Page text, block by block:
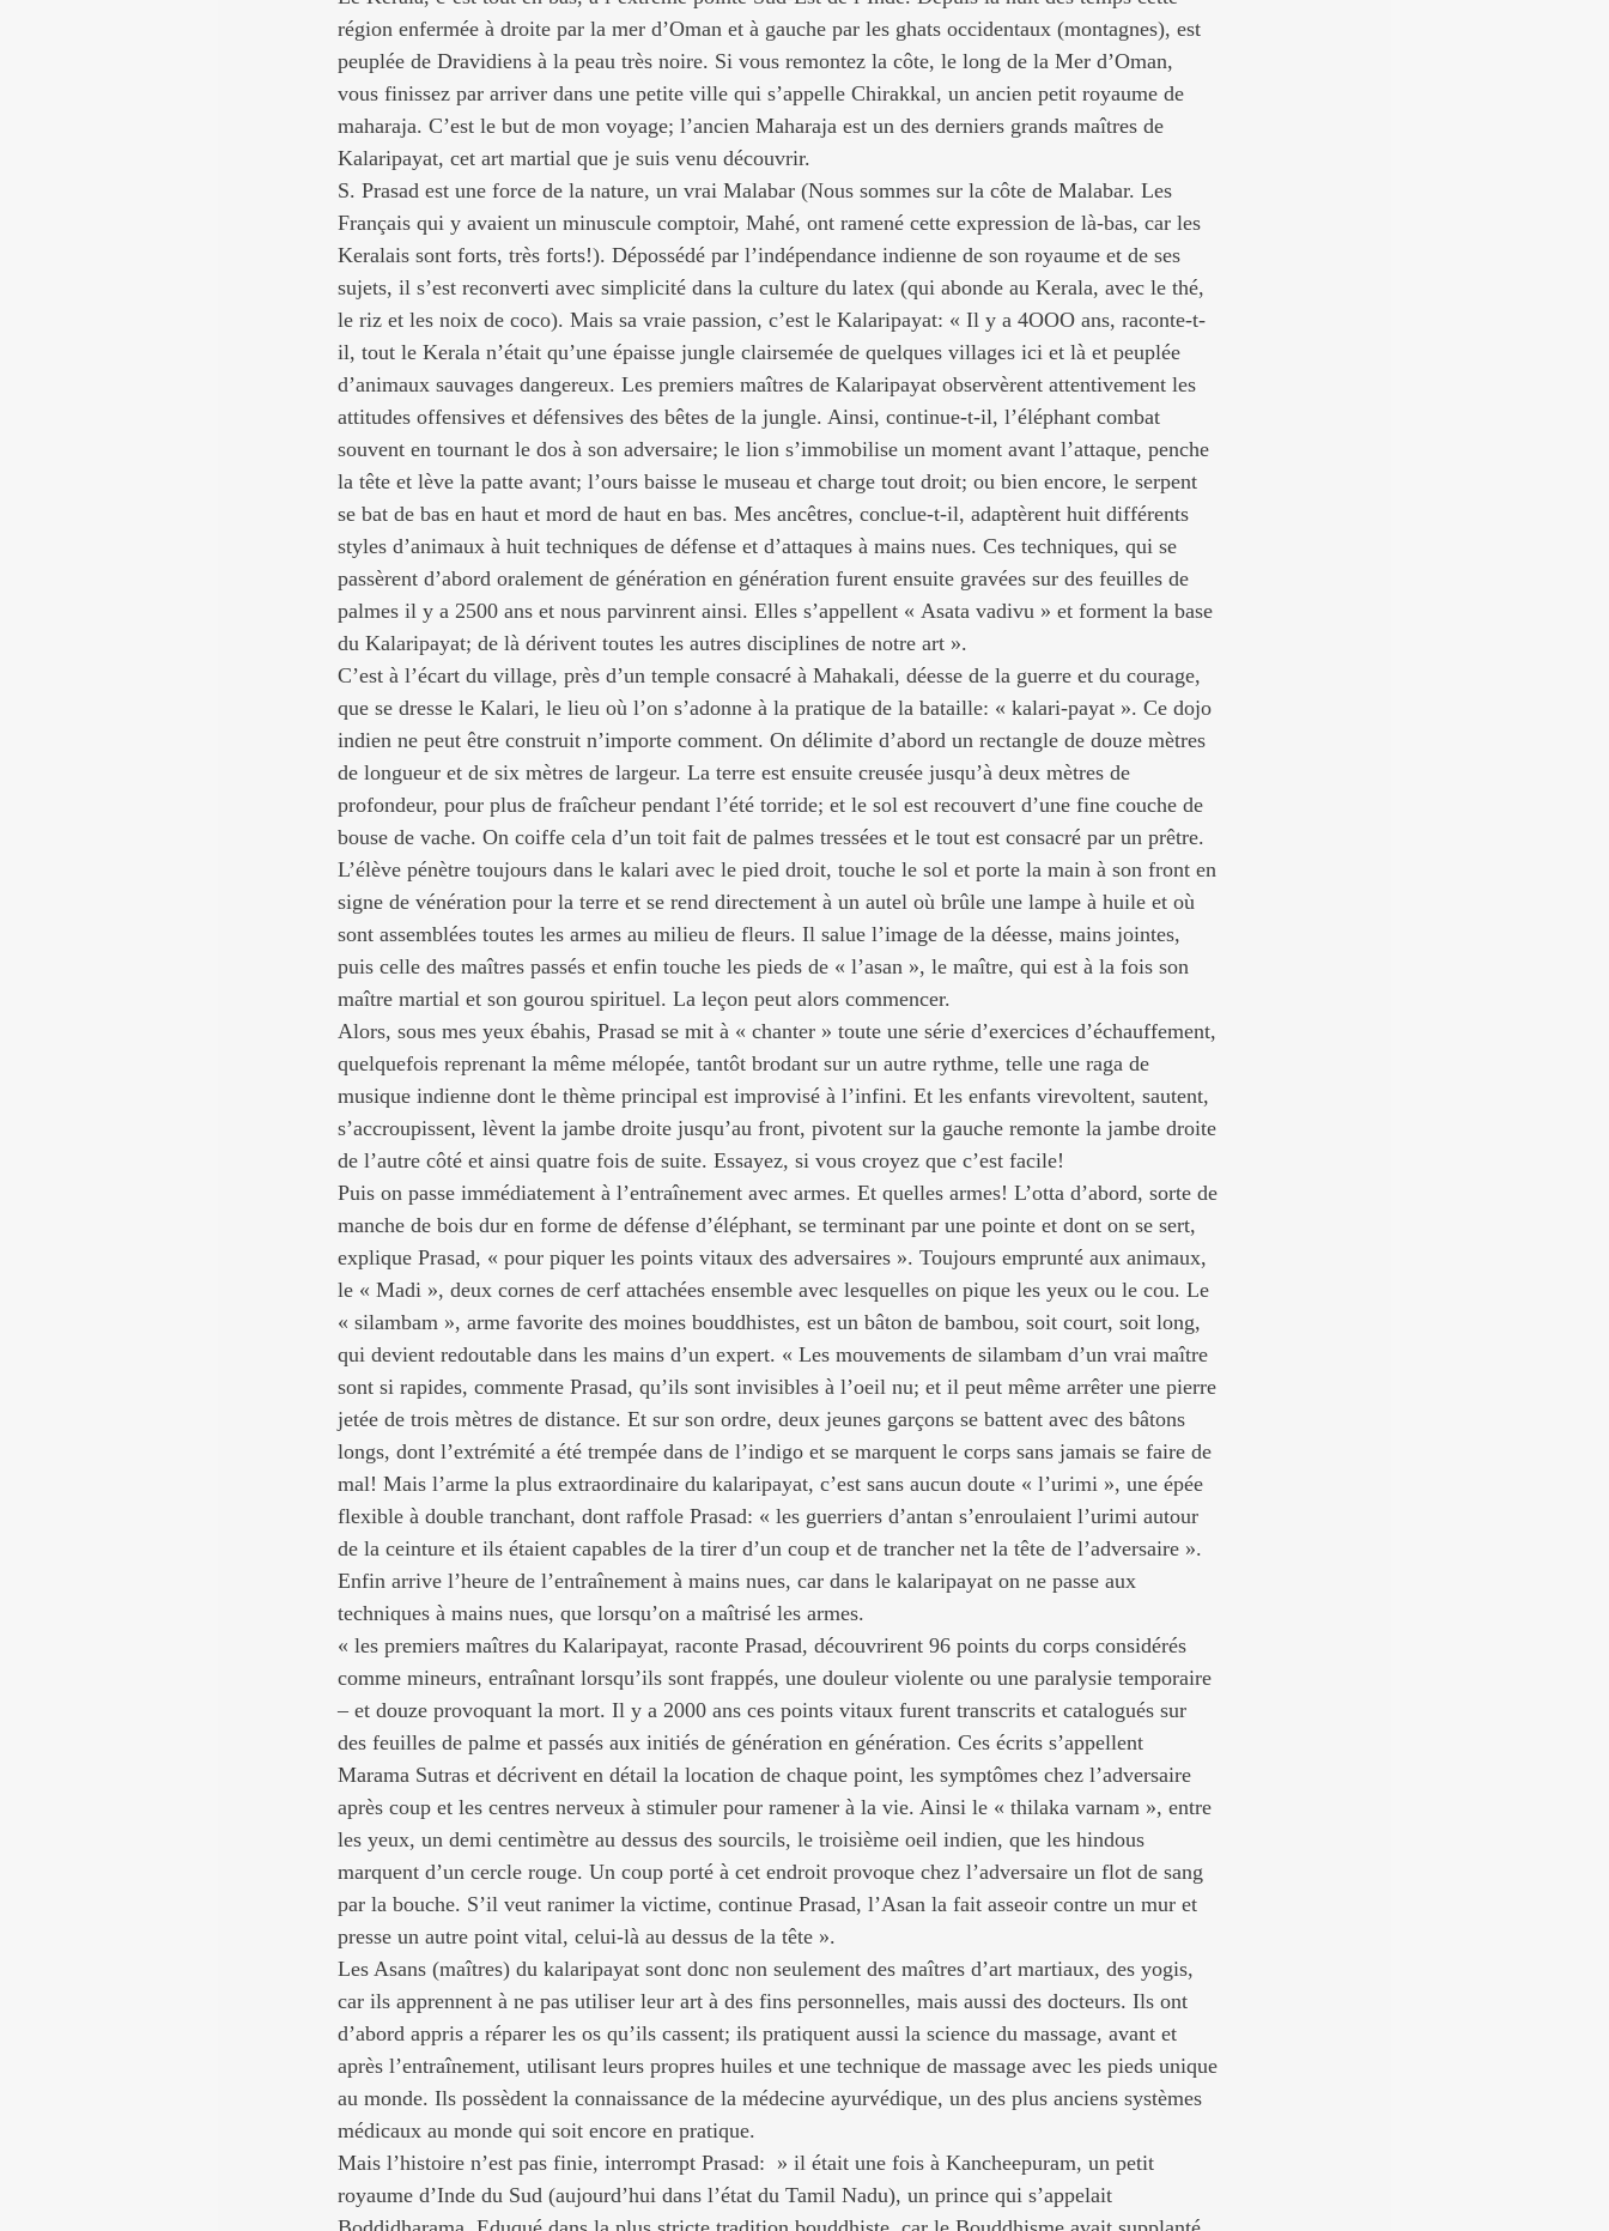
région enfermée à droite par la mer d’Oman et à gauche par les ghats occidentaux (montagnes), est
peuplée de Dravidiens à la peau très noire. Si vous remontez la côte, le long de la Mer d’Oman,
vous finissez par arriver dans une petite ville qui s’appelle Chirakkal, un ancien petit royaume de
maharaja. C’est le but de mon voyage; l’ancien Maharaja est un des derniers grands maîtres de
Kalaripayat, cet art martial que je suis venu découvrir.
S. Prasad est une force de la nature, un vrai Malabar (Nous sommes sur la côte de Malabar. Les
Français qui y avaient un minuscule comptoir, Mahé, ont ramené cette expression de là-bas, car les
Keralais sont forts, très forts!). Dépossédé par l’indépendance indienne de son royaume et de ses
sujets, il s’est reconverti avec simplicité dans la culture du latex (qui abonde au Kerala, avec le thé,
le riz et les noix de coco). Mais sa vraie passion, c’est le Kalaripayat: « Il y a 4OOO ans, raconte-t-
il, tout le Kerala n’était qu’une épaisse jungle clairsemée de quelques villages ici et là et peuplée
d’animaux sauvages dangereux. Les premiers maîtres de Kalaripayat observèrent attentivement les
attitudes offensives et défensives des bêtes de la jungle. Ainsi, continue-t-il, l’éléphant combat
souvent en tournant le dos à son adversaire; le lion s’immobilise un moment avant l’attaque, penche
la tête et lève la patte avant; l’ours baisse le museau et charge tout droit; ou bien encore, le serpent
se bat de bas en haut et mord de haut en bas. Mes ancêtres, conclue-t-il, adaptèrent huit différents
styles d’animaux à huit techniques de défense et d’attaques à mains nues. Ces techniques, qui se
passèrent d’abord oralement de génération en génération furent ensuite gravées sur des feuilles de
palmes il y a 2500 ans et nous parvinrent ainsi. Elles s’appellent « Asata vadivu » et forment la base
du Kalaripayat; de là dérivent toutes les autres disciplines de notre art ».
C’est à l’écart du village, près d’un temple consacré à Mahakali, déesse de la guerre et du courage,
que se dresse le Kalari, le lieu où l’on s’adonne à la pratique de la bataille: « kalari-payat ». Ce dojo
indien ne peut être construit n’importe comment. On délimite d’abord un rectangle de douze mètres
de longueur et de six mètres de largeur. La terre est ensuite creusée jusqu’à deux mètres de
profondeur, pour plus de fraîcheur pendant l’été torride; et le sol est recouvert d’une fine couche de
bouse de vache. On coiffe cela d’un toit fait de palmes tressées et le tout est consacré par un prêtre.
L’élève pénètre toujours dans le kalari avec le pied droit, touche le sol et porte la main à son front en
signe de vénération pour la terre et se rend directement à un autel où brûle une lampe à huile et où
sont assemblées toutes les armes au milieu de fleurs. Il salue l’image de la déesse, mains jointes,
puis celle des maîtres passés et enfin touche les pieds de « l’asan », le maître, qui est à la fois son
maître martial et son gourou spirituel. La leçon peut alors commencer.
Alors, sous mes yeux ébahis, Prasad se mit à « chanter » toute une série d’exercices d’échauffement,
quelquefois reprenant la même mélopée, tantôt brodant sur un autre rythme, telle une raga de
musique indienne dont le thème principal est improvisé à l’infini. Et les enfants virevoltent, sautent,
s’accroupissent, lèvent la jambe droite jusqu’au front, pivotent sur la gauche remonte la jambe droite
de l’autre côté et ainsi quatre fois de suite. Essayez, si vous croyez que c’est facile!
Puis on passe immédiatement à l’entraînement avec armes. Et quelles armes! L’otta d’abord, sorte de
manche de bois dur en forme de défense d’éléphant, se terminant par une pointe et dont on se sert,
explique Prasad, « pour piquer les points vitaux des adversaires ». Toujours emprunté aux animaux,
le « Madi », deux cornes de cerf attachées ensemble avec lesquelles on pique les yeux ou le cou. Le
« silambam », arme favorite des moines bouddhistes, est un bâton de bambou, soit court, soit long,
qui devient redoutable dans les mains d’un expert. « Les mouvements de silambam d’un vrai maître
sont si rapides, commente Prasad, qu’ils sont invisibles à l’oeil nu; et il peut même arrêter une pierre
jetée de trois mètres de distance. Et sur son ordre, deux jeunes garçons se battent avec des bâtons
longs, dont l’extrémité a été trempée dans de l’indigo et se marquent le corps sans jamais se faire de
mal! Mais l’arme la plus extraordinaire du kalaripayat, c’est sans aucun doute « l’urimi », une épée
flexible à double tranchant, dont raffole Prasad: « les guerriers d’antan s’enroulaient l’urimi autour
de la ceinture et ils étaient capables de la tirer d’un coup et de trancher net la tête de l’adversaire ».
Enfin arrive l’heure de l’entraînement à mains nues, car dans le kalaripayat on ne passe aux
techniques à mains nues, que lorsqu’on a maîtrisé les armes.
« les premiers maîtres du Kalaripayat, raconte Prasad, découvrirent 96 points du corps considérés
comme mineurs, entraînant lorsqu’ils sont frappés, une douleur violente ou une paralysie temporaire
– et douze provoquant la mort. Il y a 2000 ans ces points vitaux furent transcrits et catalogués sur
des feuilles de palme et passés aux initiés de génération en génération. Ces écrits s’appellent
Marama Sutras et décrivent en détail la location de chaque point, les symptômes chez l’adversaire
après coup et les centres nerveux à stimuler pour ramener à la vie. Ainsi le « thilaka varnam », entre
les yeux, un demi centimètre au dessus des sourcils, le troisième oeil indien, que les hindous
marquent d’un cercle rouge. Un coup porté à cet endroit provoque chez l’adversaire un flot de sang
par la bouche. S’il veut ranimer la victime, continue Prasad, l’Asan la fait asseoir contre un mur et
presse un autre point vital, celui-là au dessus de la tête ».
Les Asans (maîtres) du kalaripayat sont donc non seulement des maîtres d’art martiaux, des yogis,
car ils apprennent à ne pas utiliser leur art à des fins personnelles, mais aussi des docteurs. Ils ont
d’abord appris a réparer les os qu’ils cassent; ils pratiquent aussi la science du massage, avant et
après l’entraînement, utilisant leurs propres huiles et une technique de massage avec les pieds unique
au monde. Ils possèdent la connaissance de la médecine ayurvédique, un des plus anciens systèmes
médicaux au monde qui soit encore en pratique.
Mais l’histoire n’est pas finie, interrompt Prasad:  » il était une fois à Kancheepuram, un petit
royaume d’Inde du Sud (aujourd’hui dans l’état du Tamil Nadu), un prince qui s’appelait